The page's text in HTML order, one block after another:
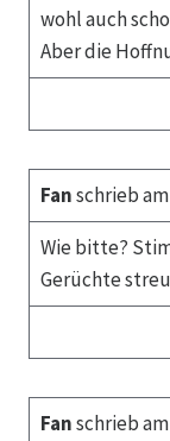
wohl auch
Aber die
Fanschrieb am
Wie bitte?
Gerüchte
Fanschrieb am